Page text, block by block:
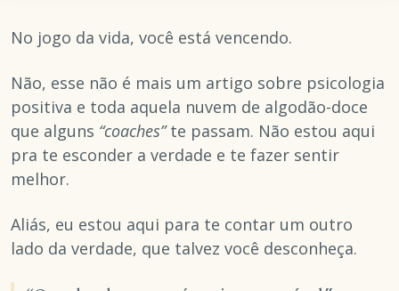
No jogo da vida, você está vencendo.
Não, esse não é mais um artigo sobre psicologia
positiva e toda aquela nuvem de algodão-doce
que alguns “coaches”te passam. Não estou aqui
pra te esconder a verdade e te fazer sentir
melhor.
Aliás, eu estou aqui para te contar um outro
lado da verdade, que talvez você desconheça.